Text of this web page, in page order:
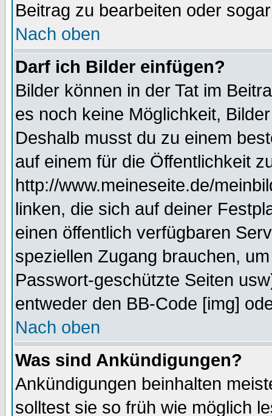
Beitrag zu bearbeiten oder
Nach oben
Darf ich Bilder einfügen?
Bilder können in der Tat im
es noch keine Möglichkeit,
Deshalb musst du zu einem
auf einem für die Öffentlichkeit
http://www.meineseite.de/
linken, die sich auf deiner
einen öffentlich verfügbaren
speziellen Zugang brauchen,
Passwort-geschützte Seiten
entweder den BB-Code [img]
Nach oben
Was sind Ankündigungen?
Ankündigungen beinhalten
solltest sie so früh wie möglich